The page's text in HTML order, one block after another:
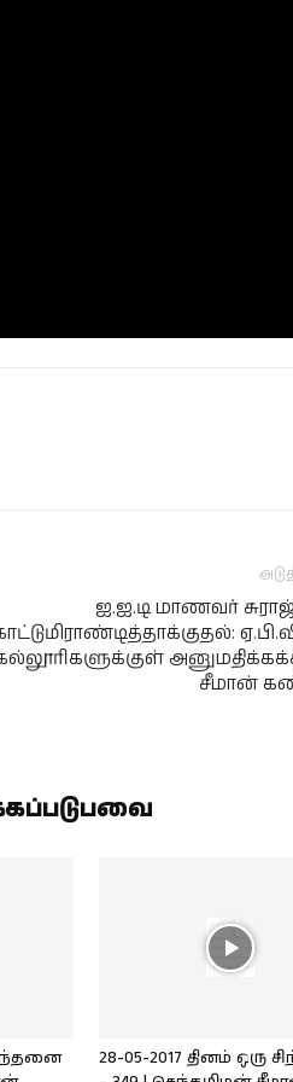
ஐ.ஐ.டி மாணவர்
சீமான்
28-05-2017 தினம் ஒரு